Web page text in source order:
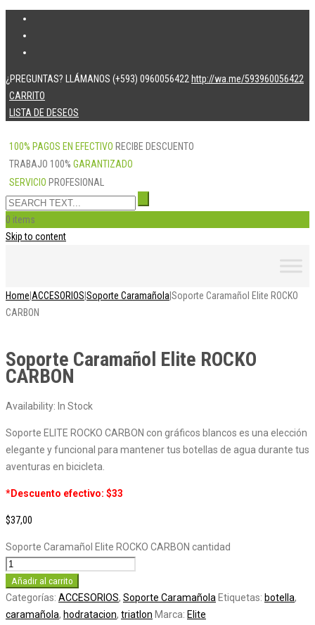
¿PREGUNTAS? LLÁMANOS (+593) 0960056422 http://wa.me/593960056422
CARRITO
LISTA DE DESEOS
100% PAGOS EN EFECTIVO RECIBE DESCUENTO
TRABAJO 100% GARANTIZADO
SERVICIO PROFESIONAL
0 items
Skip to content
Home ACCESORIOS Soporte Caramañola Soporte Caramañol Elite ROCKO
CARBON
Soporte Caramañol Elite ROCKO
CARBON
Availability: In Stock
Soporte ELITE ROCKO CARBON con gráficos blancos es una elección
elegante y funcional para mantener tus botellas de agua durante tus
aventuras en bicicleta.
*Descuento efectivo: $33
$37,00
Soporte Caramañol Elite ROCKO CARBON cantidad
Añadir al carrito
Categorías: ACCESORIOS, Soporte Caramañola Etiquetas: botella,
caramañola, hodratacion, triatlon Marca: Elite